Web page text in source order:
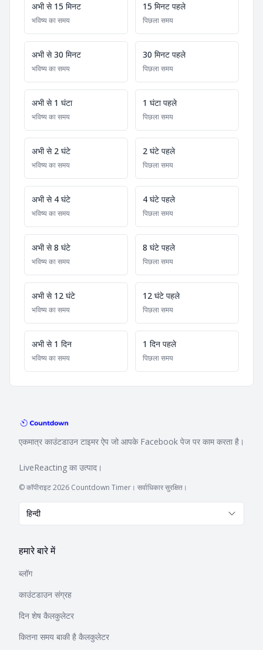
अभी से 15 मिनट
भविष्य का समय
15 मिनट पहले
पिछला समय
अभी से 30 मिनट
भविष्य का समय
30 मिनट पहले
पिछला समय
अभी से 1 घंटा
भविष्य का समय
1 घंटा पहले
पिछला समय
अभी से 2 घंटे
भविष्य का समय
2 घंटे पहले
पिछला समय
अभी से 4 घंटे
भविष्य का समय
4 घंटे पहले
पिछला समय
अभी से 8 घंटे
भविष्य का समय
8 घंटे पहले
पिछला समय
अभी से 12 घंटे
भविष्य का समय
12 घंटे पहले
पिछला समय
अभी से 1 दिन
भविष्य का समय
1 दिन पहले
पिछला समय
एकमात्र काउंटडाउन टाइमर ऐप जो आपके Facebook पेज पर काम करता है।
LiveReacting का उत्पाद।
© कॉपीराइट 2026 Countdown Timer। सर्वाधिकार सुरक्षित।
हिन्दी
हमारे बारे में
ब्लॉग
काउंटडाउन संग्रह
दिन शेष कैलकुलेटर
कितना समय बाकी है कैलकुलेटर